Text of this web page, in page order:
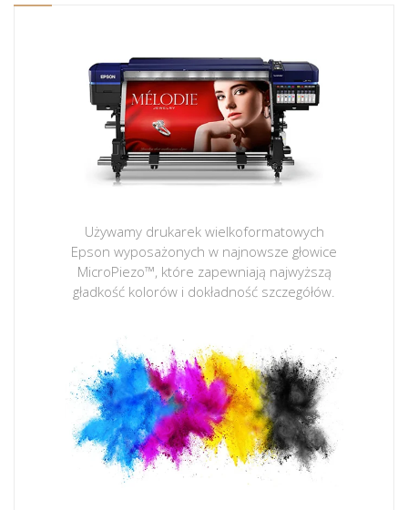
Używamy drukarek wielkoformatowych
Epson wyposażonych w najnowsze głowice
MicroPiezo™, które zapewniają najwyższą
gładkość kolorów i dokładność szczegółów.